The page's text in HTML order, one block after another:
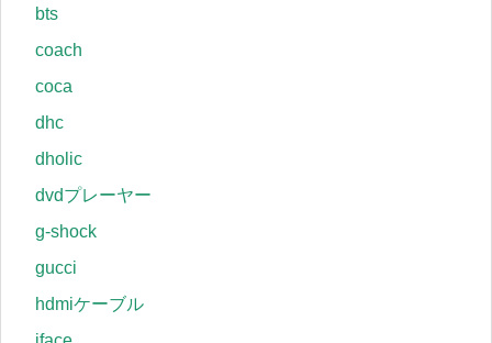
bts
coach
coca
dhc
dholic
dvdプレーヤー
g-shock
gucci
hdmiケーブル